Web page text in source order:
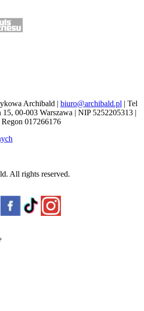
Archibald | biuro@archibald.pl | Tel
15, 00-003 Warszawa | NIP 5252205313 |
Regon 017266176
. All rights reserved.